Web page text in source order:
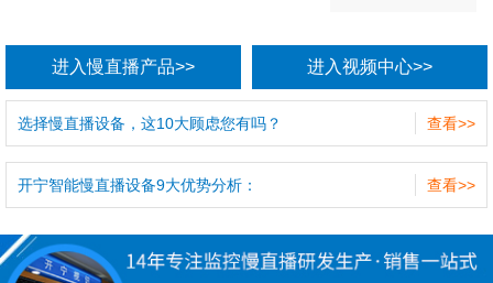
进入慢直播产品>> 进入视频中心>>
查看>>
选择慢直播设备，这10大顾虑您有吗？
查看>>
开宁智能慢直播设备9大优势分析：